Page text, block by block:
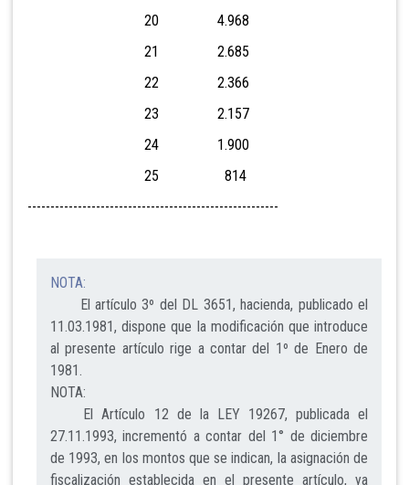
20 4.968
21 2.685
22 2.366
23 2.157
24 1.900
25 814
-------------------------------------------------------
NOTA:
El artículo 3º del DL 3651, hacienda, publicado el
11.03.1981, dispone que la modificación que introduce
al presente artículo rige a contar del 1º de Enero de
1981.
NOTA:
El Artículo 12 de la LEY 19267, publicada el
27.11.1993, incrementó a contar del 1° de diciembre
de 1993, en los montos que se indican, la asignación de
fiscalización establecida en el presente artículo, ya